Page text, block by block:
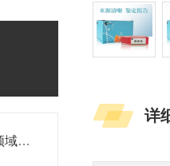
赖利中心发布2016科学领域年度伦理困境
详